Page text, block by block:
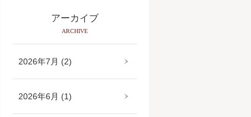
アーカイブ
ARCHIVE
2026年7月 (2)
2026年6月 (1)